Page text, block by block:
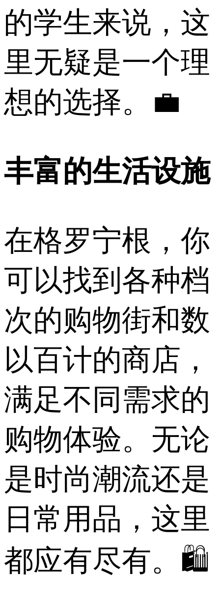
的学生来说，这
里无疑是一个理
想的选择。💼
丰富的生活设施
在格罗宁根，你
可以找到各种档
次的购物街和数
以百计的商店，
满足不同需求的
购物体验。无论
是时尚潮流还是
日常用品，这里
都应有尽有。🛍️